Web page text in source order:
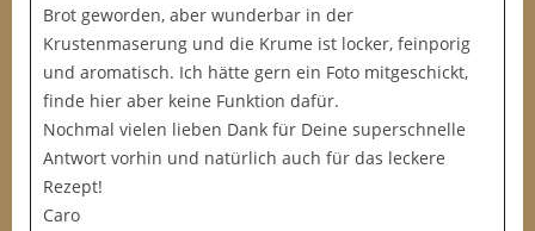
Brot geworden, aber wunderbar in der
Krustenmaserung und die Krume ist locker, feinporig
und aromatisch. Ich hätte gern ein Foto mitgeschickt,
finde hier aber keine Funktion dafür.
Nochmal vielen lieben Dank für Deine superschnelle
Antwort vorhin und natürlich auch für das leckere
Rezept!
Caro